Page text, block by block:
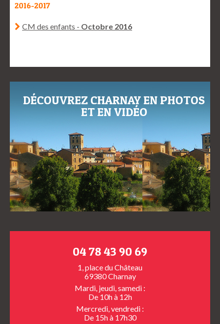
2016-2017
CM des enfants - Octobre 2016
DÉCOUVREZ CHARNAY EN PHOTOS
ET EN VIDÉO
04 78 43 90 69
1, place du Château
69380 Charnay
Mardi, jeudi, samedi :
De 10h à 12h
Mercredi, vendredi :
De 15h à 17h30